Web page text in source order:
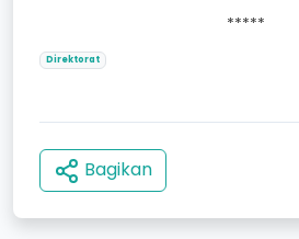
*****
Direktorat
Bagikan